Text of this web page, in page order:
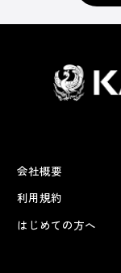
会社概要
利用規約
はじめての方へ